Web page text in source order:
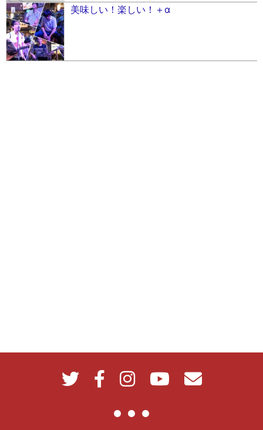
美味しい！楽しい！＋α